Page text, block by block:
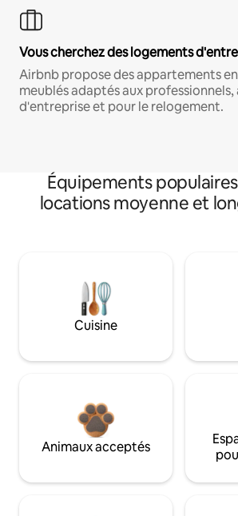
Vous cherchez des logements
Airbnb propose des appartements
meublés adaptés aux
d'entreprise et pour le relogement.
Équipements
locations moyenne et
Cuisine
Animaux acceptés